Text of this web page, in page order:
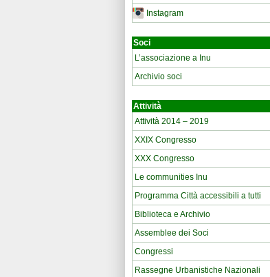
Instagram
Soci
L’associazione a Inu
Archivio soci
Attività
Attività 2014 – 2019
XXIX Congresso
XXX Congresso
Le communities Inu
Programma Città accessibili a tutti
Biblioteca e Archivio
Assemblee dei Soci
Congressi
Rassegne Urbanistiche Nazionali